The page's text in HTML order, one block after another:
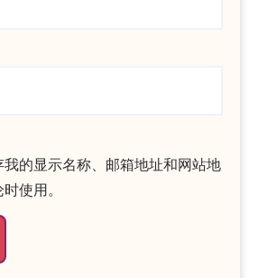
的显示名称、邮箱地址和网站地
使用。